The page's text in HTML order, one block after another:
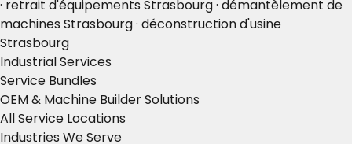
· retrait d'équipements Strasbourg · démantèlement de
machines Strasbourg · déconstruction d'usine
Strasbourg
Industrial Services
Service Bundles
OEM & Machine Builder Solutions
All Service Locations
Industries We Serve